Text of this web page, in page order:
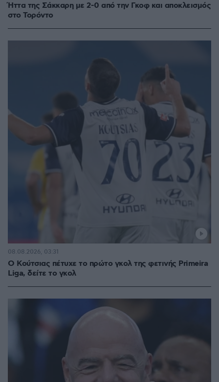
Ήττα της Σάκκαρη με 2-0 από την Γκοφ και αποκλεισμός
στο Τορόντο
Ο Κούτσιας πέτυχε το πρώτο γκολ της φετινής Primeira
Liga, δείτε το γκολ
08.08.2026, 03:31